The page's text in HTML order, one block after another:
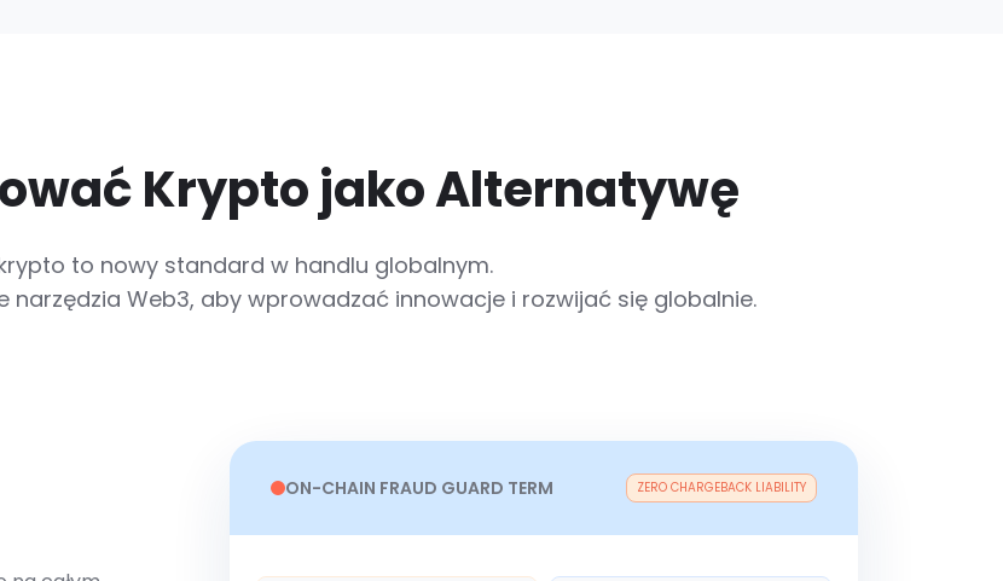
Krypto jako Alternatywę
to nowy standard w handlu globalnym.
narzędzia Web3, aby wprowadzać innowacje i rozwijać się globalnie.
ON-CHAIN FRAUD GUARD TERM ZERO CHARGEBACK LIABILITY